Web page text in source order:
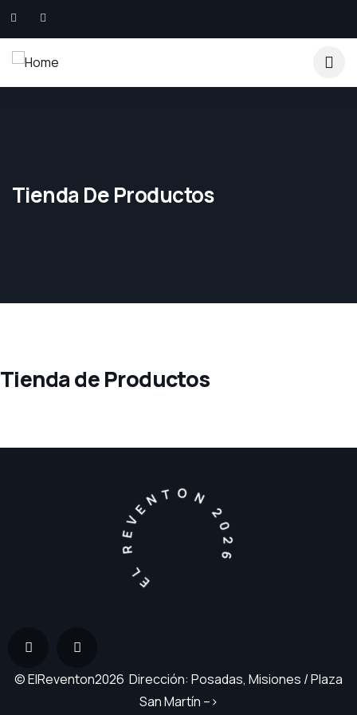
Tienda De Productos
Tienda de Productos
EL REVENTON 2026
© ElReventon2026 Dirección: Posadas, Misiones / Plaza
San Martín –>